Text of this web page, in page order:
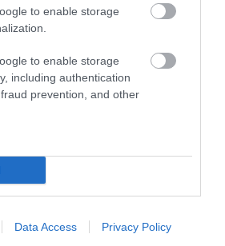
to enable storage
to enable storage
including authentication
prevention, and other
Data Access Privacy Policy
ELŐZŐ CIKK
ILLAT, EGYEDÜLÁLLÓ ÉLMÉNY –
A LEVENDULASZÜRET
FALVA – KIRÁNDULJUNK ITTHON IS!